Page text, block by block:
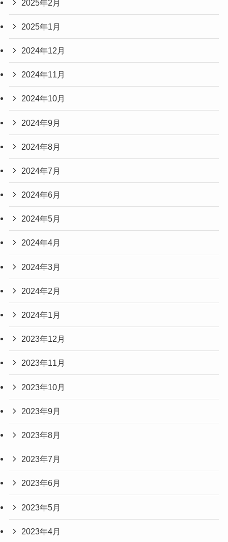
2025年2月
2025年1月
2024年12月
2024年11月
2024年10月
2024年9月
2024年8月
2024年7月
2024年6月
2024年5月
2024年4月
2024年3月
2024年2月
2024年1月
2023年12月
2023年11月
2023年10月
2023年9月
2023年8月
2023年7月
2023年6月
2023年5月
2023年4月